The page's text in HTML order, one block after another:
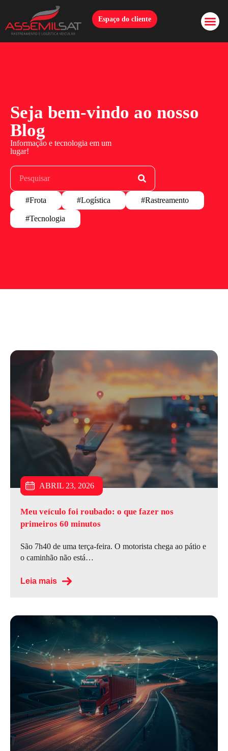
Espaço do cliente
Seja bem-vindo ao nosso
Blog
Informação e tecnologia em um
lugar!
#Frota #Logística #Rastreamento
#Tecnologia
Meu veículo foi roubado: o que fazer nos
primeiros 60 minutos
JULHO 6, 2026
São 7h40 de uma terça-feira. O motorista chega ao pátio e
o caminhão não está…
Leia mais
JUNHO 15, 2026
ABRIL 23, 2026